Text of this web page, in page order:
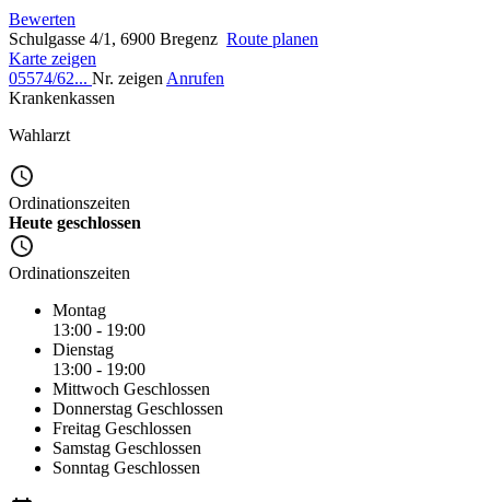
Bewerten
Schulgasse 4/1, 6900 Bregenz Route planen
Karte zeigen
05574/62... Nr. zeigen Anrufen
Krankenkassen
Wahlarzt
Ordinationszeiten
Heute geschlossen
Ordinationszeiten
Montag
13:00 - 19:00
Dienstag
13:00 - 19:00
Mittwoch Geschlossen
Donnerstag Geschlossen
Freitag Geschlossen
Samstag Geschlossen
Sonntag Geschlossen